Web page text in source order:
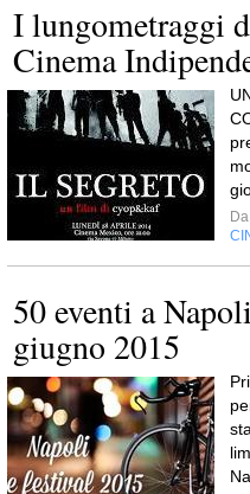
I lungometraggi
Cinema
Da
50 eventi a
giugno 2015